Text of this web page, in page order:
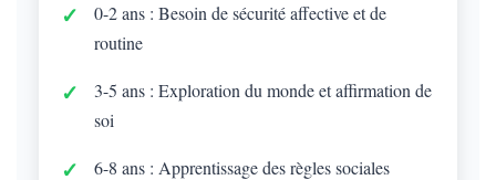
0-2 ans : Besoin de sécurité affective et de
routine
3-5 ans : Exploration du monde et affirmation de
soi
6-8 ans : Apprentissage des règles sociales